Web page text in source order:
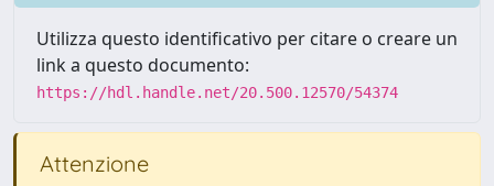
Utilizza questo identificativo per citare o creare un
link a questo documento:
https://hdl.handle.net/20.500.12570/54374
Attenzione